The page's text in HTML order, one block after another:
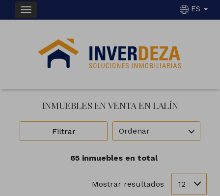
ES
INMUEBLES EN VENTA EN LALÍN
Filtrar Ordenar
65 inmuebles en total
Mostrar resultados 12